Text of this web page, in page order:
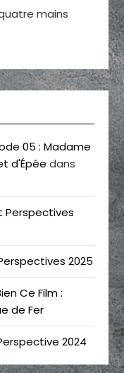
mains
05 : Madame
d'Épée dans
Perspectives
2025
Ce Film :
de Fer
2024